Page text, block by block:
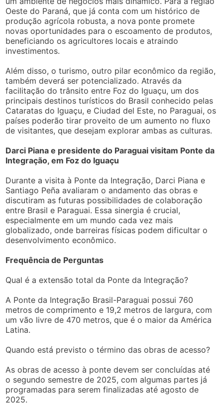
Oeste do Paraná, que já conta com um histórico de
produção agrícola robusta, a nova ponte promete
novas oportunidades para o escoamento de produtos,
beneficiando os agricultores locais e atraindo
investimentos.
Além disso, o turismo, outro pilar econômico da região,
também deverá ser potencializado. Através da
facilitação do trânsito entre Foz do Iguaçu, um dos
principais destinos turísticos do Brasil conhecido pelas
Cataratas do Iguaçu, e Ciudad del Este, no Paraguai, os
países poderão tirar proveito de um aumento no fluxo
de visitantes, que desejam explorar ambas as culturas.
Darci Piana e presidente do Paraguai visitam Ponte da
Integração, em Foz do Iguaçu
Durante a visita à Ponte da Integração, Darci Piana e
Santiago Peña avaliaram o andamento das obras e
discutiram as futuras possibilidades de colaboração
entre Brasil e Paraguai. Essa sinergia é crucial,
especialmente em um mundo cada vez mais
globalizado, onde barreiras físicas podem dificultar o
desenvolvimento econômico.
Frequência de Perguntas
Qual é a extensão total da Ponte da Integração?
A Ponte da Integração Brasil-Paraguai possui 760
metros de comprimento e 19,2 metros de largura, com
um vão livre de 470 metros, que é o maior da América
Latina.
Quando está previsto o término das obras de acesso?
As obras de acesso à ponte devem ser concluídas até
o segundo semestre de 2025, com algumas partes já
programadas para serem finalizadas até agosto de
2025.